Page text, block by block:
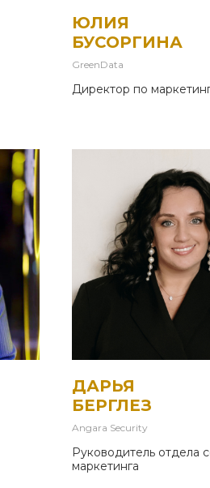
ЮЛИЯ
БУСОРГИНА
GreenData
Директор по
ДАРЬЯ
БЕРГЛЕЗ
Angara Security
Руководитель отдела
маркетинга